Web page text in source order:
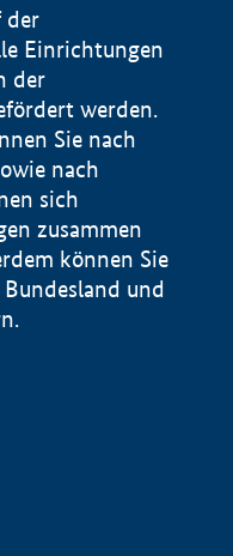
der
Einrichtungen
der
werden.
Sie nach
nach
sich
zusammen
können Sie
und